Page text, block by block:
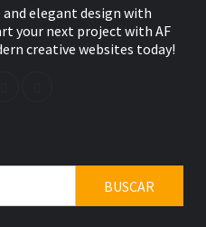
and elegant design with
your next project with AF
creative websites today!